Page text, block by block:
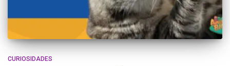
CURIOSIDADES